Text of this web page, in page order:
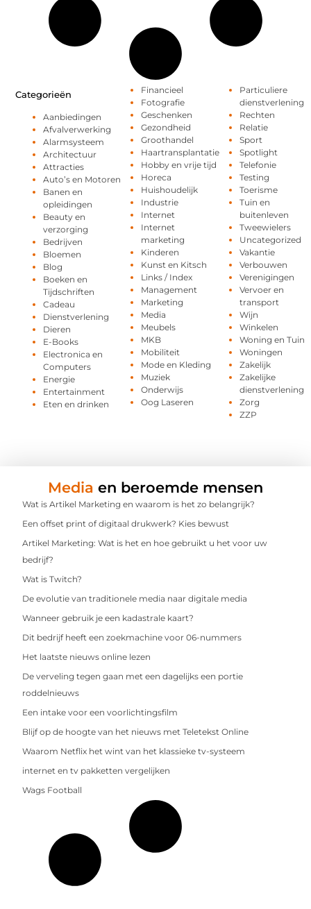
Categorieën
Aanbiedingen
Afvalverwerking
Alarmsysteem
Architectuur
Attracties
Auto’s en Motoren
Banen en
opleidingen
Beauty en
verzorging
Bedrijven
Bloemen
Blog
Boeken en
Tijdschriften
Cadeau
Dienstverlening
Dieren
E-Books
Electronica en
Computers
Energie
Entertainment
Eten en drinken
Financieel
Fotografie
Geschenken
Gezondheid
Groothandel
Haartransplantatie
Hobby en vrije tijd
Horeca
Huishoudelijk
Industrie
Internet
Internet
marketing
Kinderen
Kunst en Kitsch
Links / Index
Management
Marketing
Media
Meubels
MKB
Mobiliteit
Mode en Kleding
Muziek
Onderwijs
Oog Laseren
Particuliere
dienstverlening
Rechten
Relatie
Sport
Spotlight
Telefonie
Testing
Toerisme
Tuin en
buitenleven
Tweewielers
Uncategorized
Vakantie
Verbouwen
Verenigingen
Vervoer en
transport
Wijn
Winkelen
Woning en Tuin
Woningen
Zakelijk
Zakelijke
dienstverlening
Zorg
ZZP
Media en beroemde mensen
Wat is Artikel Marketing en waarom is het zo belangrijk?
Een offset print of digitaal drukwerk? Kies bewust
Artikel Marketing: Wat is het en hoe gebruikt u het voor uw
bedrijf?
Wat is Twitch?
De evolutie van traditionele media naar digitale media
Wanneer gebruik je een kadastrale kaart?
Dit bedrijf heeft een zoekmachine voor 06-nummers
Het laatste nieuws online lezen
De verveling tegen gaan met een dagelijks een portie
roddelnieuws
Een intake voor een voorlichtingsfilm
Blijf op de hoogte van het nieuws met Teletekst Online
Waarom Netflix het wint van het klassieke tv-systeem
internet en tv pakketten vergelijken
Wags Football